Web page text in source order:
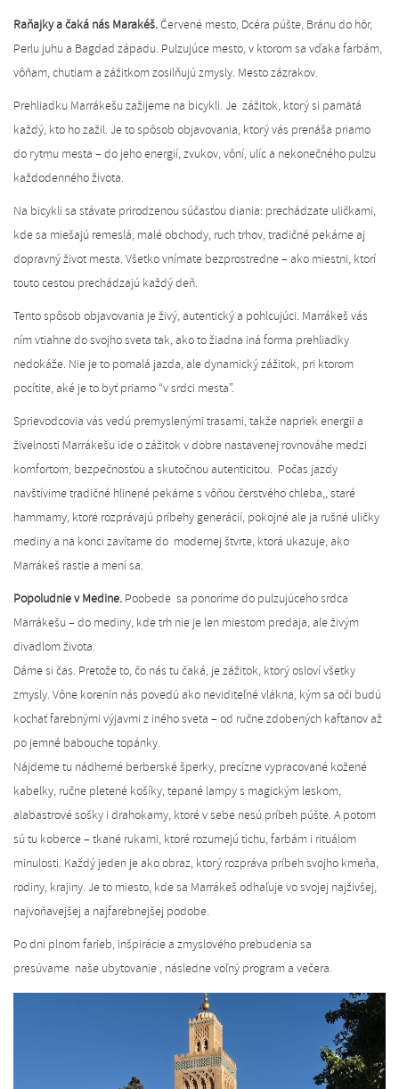
Raňajky a čaká nás Marakéš.Červené mesto, Dcéra púšte, Bránu do hôr,
Perlu juhu a Bagdad západu. Pulzujúce mesto, v ktorom sa vďaka farbám,
vôňam, chutiam a zážitkom zosilňujú zmysly. Mesto zázrakov.
Prehliadku Marrákešu zažijeme na bicykli. Je zážitok, ktorý si pamätá
každý, kto ho zažil. Je to spôsob objavovania, ktorý vás prenáša priamo
do rytmu mesta – do jeho energií, zvukov, vôní, ulíc a nekonečného pulzu
každodenného života.
Na bicykli sa stávate prirodzenou súčasťou diania: prechádzate uličkami,
kde sa miešajú remeslá, malé obchody, ruch trhov, tradičné pekárne aj
dopravný život mesta. Všetko vnímate bezprostredne – ako miestni, ktorí
touto cestou prechádzajú každý deň.
Tento spôsob objavovania je živý, autentický a pohlcujúci. Marrákeš vás
ním vtiahne do svojho sveta tak, ako to žiadna iná forma prehliadky
nedokáže. Nie je to pomalá jazda, ale dynamický zážitok, pri ktorom
pocítite, aké je to byť priamo “v srdci mesta”.
Sprievodcovia vás vedú premyslenými trasami, takže napriek energii a
živelnosti Marrákešu ide o zážitok v dobre nastavenej rovnováhe medzi
komfortom, bezpečnosťou a skutočnou autenticitou. Počas jazdy
navštívime tradičné hlinené pekárne s vôňou čerstvého chleba,, staré
hammamy, ktoré rozprávajú príbehy generácií, pokojné ale ja rušné uličky
mediny a na konci zavítame do modernej štvrte, ktorá ukazuje, ako
Marrákeš rastie a mení sa.
Popoludnie v Medine. Poobede sa ponoríme do pulzujúceho srdca
Marrákešu – do mediny, kde trh nie je len miestom predaja, ale živým
divadlom života.
Dáme si čas. Pretože to, čo nás tu čaká, je zážitok, ktorý osloví všetky
zmysly. Vône korenín nás povedú ako neviditeľné vlákna, kým sa oči budú
kochať farebnými výjavmi z iného sveta – od ručne zdobených kaftanov až
po jemné babouche topánky.
Nájdeme tu nádherné berberské šperky, precízne vypracované kožené
kabelky, ručne pletené košíky, tepané lampy s magickým leskom,
alabastrové sošky i drahokamy, ktoré v sebe nesú príbeh púšte. A potom
sú tu koberce – tkané rukami, ktoré rozumejú tichu, farbám i rituálom
minulosti. Každý jeden je ako obraz, ktorý rozpráva príbeh svojho kmeňa,
rodiny, krajiny. Je to miesto, kde sa Marrákeš odhaľuje vo svojej najživšej,
najvoňavejšej a najfarebnejšej podobe.
Po dni plnom farieb, inšpirácie a zmyslového prebudenia sa
presúvame naše ubytovanie , následne voľný program a večera.